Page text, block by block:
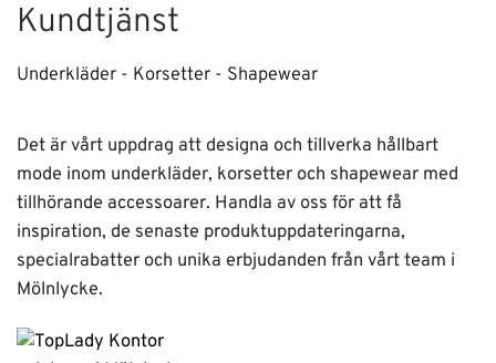
Kundtjänst
Underkläder - Korsetter - Shapewear
Det är vårt uppdrag att designa och tillverka hållbart
mode inom underkläder, korsetter och shapewear med
tillhörande accessoarer. Handla av oss för att få
inspiration, de senaste produktuppdateringarna,
specialrabatter och unika erbjudanden från vårt team i
Mölnlycke.